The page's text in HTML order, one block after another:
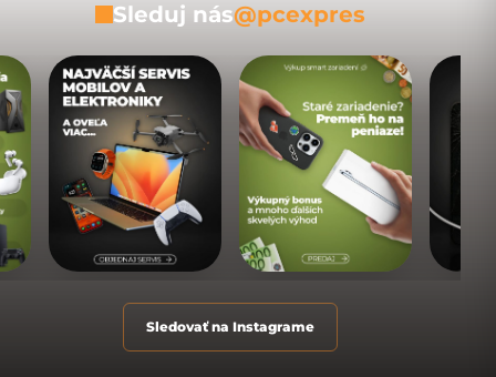
Sleduj nás@pcexpres
Sledovať na Instagrame